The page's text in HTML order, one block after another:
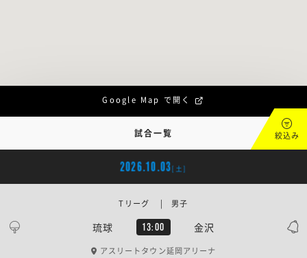
Google Map で開く
試合一覧 絞込み
2026.10.03[土]
琉球 13:00 金沢
Tリーグ | 男子
アスリートタウン延岡アリーナ